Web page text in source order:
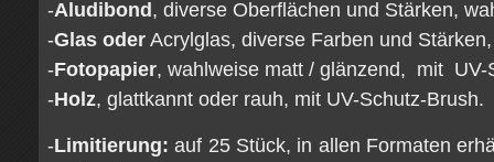
-Aludibond, diverse Oberflächen und Stärken,
-Glas oderAcrylglas, diverse Farben und Stärken,
-Fotopapier, wahlweise matt / glänzend, mit UV-
-Holz, glattkannt oder rauh, mit UV-Schutz-Brush.
-Limitierung: auf 25 Stück, in allen Formaten